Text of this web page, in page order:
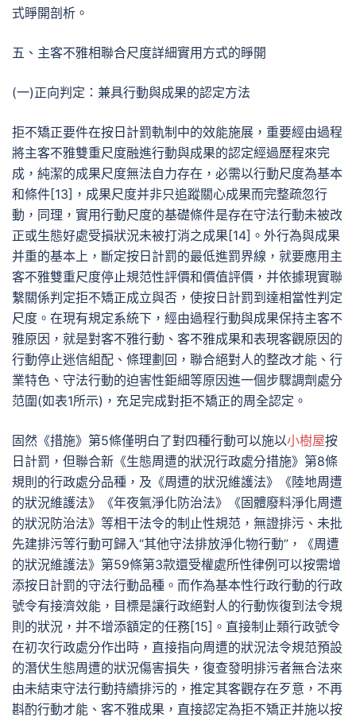
式睜開剖析。
五、主客不雅相聯合尺度詳細實用方式的睜開
(一)正向判定：兼具行動與成果的認定方法
拒不矯正要件在按日計罰軌制中的效能施展，重要經由過程
將主客不雅雙重尺度融進行動與成果的認定經過歷程來完
成，純潔的成果尺度無法自力存在，必需以行動尺度為基本
和條件[13]，成果尺度并非只追蹤關心成果而完整疏忽行
動，同理，實用行動尺度的基礎條件是存在守法行動未被改
正或生態好處受損狀況未被打消之成果[14]。外行為與成果
并重的基本上，斷定按日計罰的最低進罰界線，就要應用主
客不雅雙重尺度停止規范性評價和價值評價，并依據現實聯
繫關係判定拒不矯正成立與否，使按日計罰到達相當性判定
尺度。在現有規定系統下，經由過程行動與成果保持主客不
雅原因，就是對客不雅行動、客不雅成果和表現客觀原因的
行動停止迷信組配、條理劃回，聯合絕對人的整改才能、行
業特色、守法行動的迫害性鉅細等原因進一個步驟調劑處分
范圍(如表1所示)，充足完成對拒不矯正的周全認定。
固然《措施》第5條僅明白了對四種行動可以施以小樹屋按
日計罰，但聯合新《生態周遭的狀況行政處分措施》第8條
規則的行政處分品種，及《周遭的狀況維護法》《陸地周遭
的狀況維護法》《年夜氣淨化防治法》《固體廢料淨化周遭
的狀況防治法》等相干法令的制止性規范，無證排污、未批
先建排污等行動可歸入“其他守法排放淨化物行動”，《周遭
的狀況維護法》第59條第3款還受權處所性律例可以按需增
添按日計罰的守法行動品種。而作為基本性行政行動的行政
號令有接濟效能，目標是讓行政絕對人的行動恢復到法令規
則的狀況，并不增添額定的任務[15]。直接制止類行政號令
在初次行政處分作出時，直接指向周遭的狀況法令規范預設
的潛伏生態周遭的狀況傷害損失，復查發明排污者無合法來
由未結束守法行動持續排污的，推定其客觀存在歹意，不再
斟酌行動才能、客不雅成果，直接認定為拒不矯正并施以按